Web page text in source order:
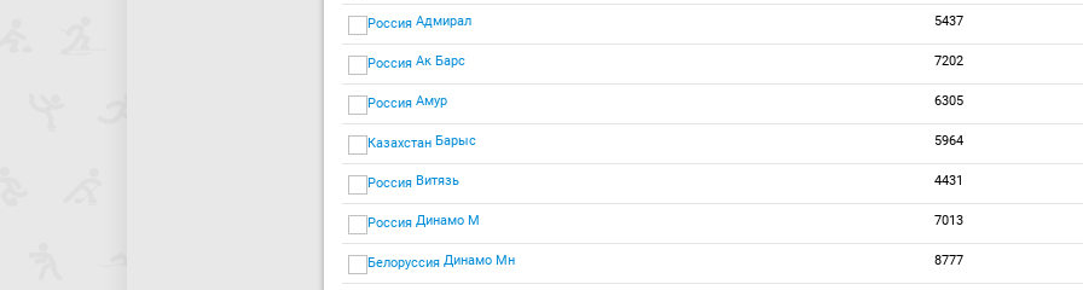
Адмирал 5437
Ак Барс 7202
Амур 6305
Барыс 5964
Витязь 4431
Динамо М 7013
Динамо Мн 8777